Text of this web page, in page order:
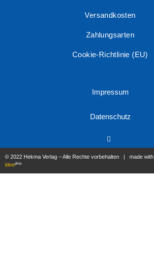
Versandkosten
Zahlungsarten
Cookie-Richtlinie (EU)
Impressum
Datenschutz
© 2022 Hekma Verlag – Alle Rechte vorbehalten | made with
ideeplus